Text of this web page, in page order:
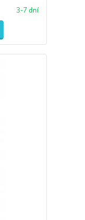
3-7 dní